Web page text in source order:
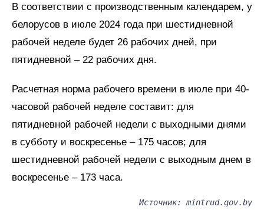
В соответствии с производственным календарем, у
белорусов в июле 2024 года при шестидневной
рабочей неделе будет 26 рабочих дней, при
пятидневной – 22 рабочих дня.
Расчетная норма рабочего времени в июле при 40-
часовой рабочей неделе составит: для
пятидневной рабочей недели с выходными днями
в субботу и воскресенье – 175 часов; для
шестидневной рабочей недели с выходным днем в
воскресенье – 173 часа.
Источник: mintrud.gov.by